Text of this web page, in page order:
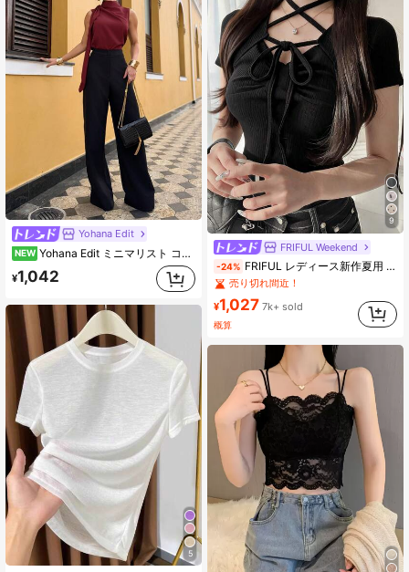
Yohana Edit
NEW Yohana Edit ミニマリスト コミューター 白 ノースリーブ ギャザー Hラインヘム 織り布製 ブラウス レディース、春夏
¥1,042
5
9
FRIFUL Weekend
-24% FRIFUL レディース新作夏用 無地 プリーツ ドローストリング リボン ウエストシェイプ スリミング カジュアル 万能 Tシャツ お出かけトップス
#4 ベストセラー
ホーム 女性用Tシャツ
売り切れ間近！
(500+)
#4 ベストセラー
売り切れ間近！
#4 ベストセラー
売り切れ間近！
#4 ベストセラー
ホーム 女性用Tシャツ
(500+)
¥1,027 7k+ sold
概算